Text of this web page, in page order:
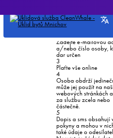
kartě
Potvrdit
Jak to funguje?
1
Zvolte částku
Zadejte e-mailovou
a/nebo číslo osoby,
dar určen
3
Plaťte vše online
4
Osoba obdrží
může jej použít na
webových stránkách
za službu zcela nebo
částečně.
5
Dopis a sms obsahují
pokyny a mohou v
také údaje o